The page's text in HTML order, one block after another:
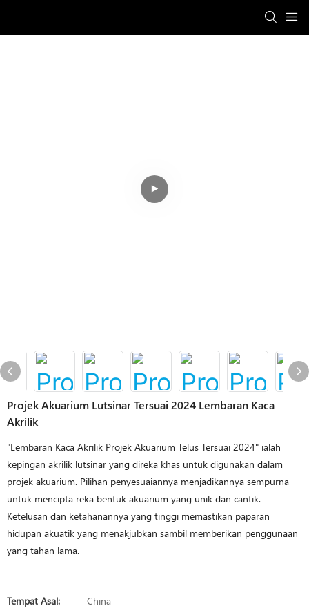
Projek Akuarium Lutsinar Tersuai 2024 Lembaran Kaca
Akrilik
"Lembaran Kaca Akrilik Projek Akuarium Telus Tersuai 2024" ialah
kepingan akrilik lutsinar yang direka khas untuk digunakan dalam
projek akuarium. Pilihan penyesuaiannya menjadikannya sempurna
untuk mencipta reka bentuk akuarium yang unik dan cantik.
Ketelusan dan ketahanannya yang tinggi memastikan paparan
hidupan akuatik yang menakjubkan sambil memberikan penggunaan
yang tahan lama.
Tempat Asal:
China